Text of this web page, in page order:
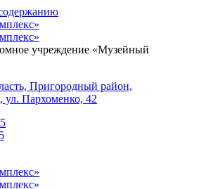
учреждение «Музейный
Пригородный район,
Пархоменко, 42